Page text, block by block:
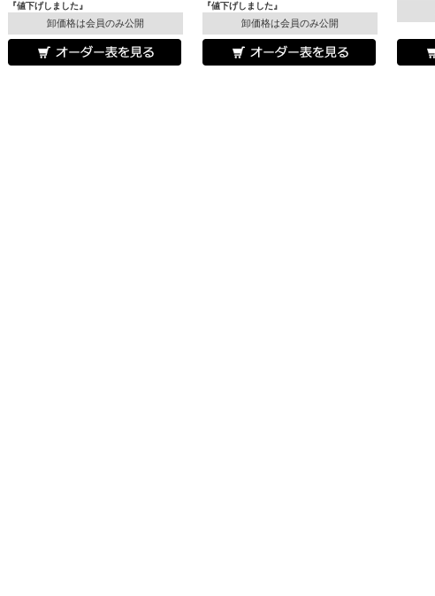
『値下げしました』
卸価格は会員のみ公開
『値下げしました』
卸価格は会員のみ公開